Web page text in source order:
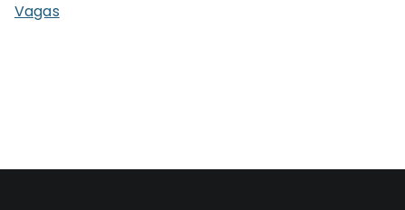
Vagas